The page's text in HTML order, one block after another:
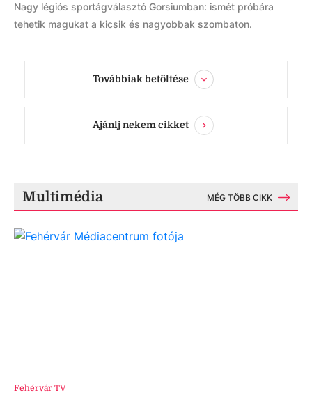
Nagy légiós sportágválasztó Gorsiumban: ismét próbára
tehetik magukat a kicsik és nagyobbak szombaton.
Továbbiak betöltése
Ajánlj nekem cikket
Multimédia MÉG TÖBB CIKK
Fehérvár TV